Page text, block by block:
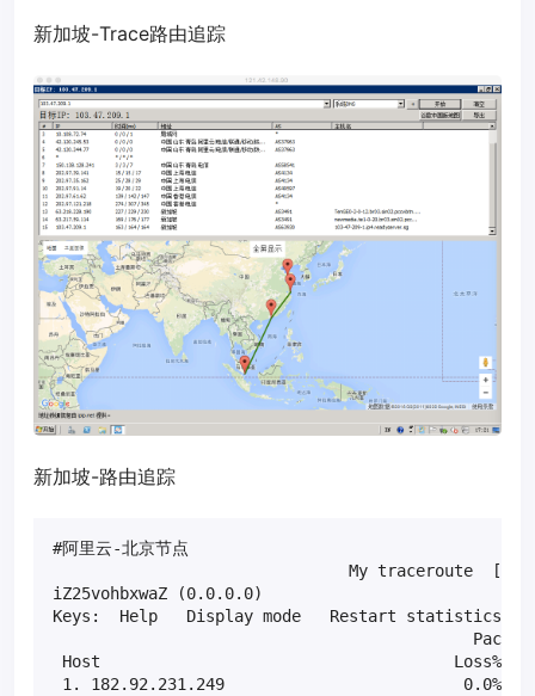
新加坡-Trace路由追踪
新加坡-路由追踪
#阿里云-北京节点
My traceroute
iZ25vohbxwaZ (0.0.0.0)
Keys:  Help   Display mode   Restart statistics
Host                                     Loss%   Snt
1. 182.92.231.249                         0.0%